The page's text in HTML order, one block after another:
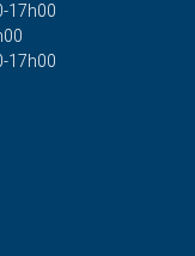
17h00
17h00